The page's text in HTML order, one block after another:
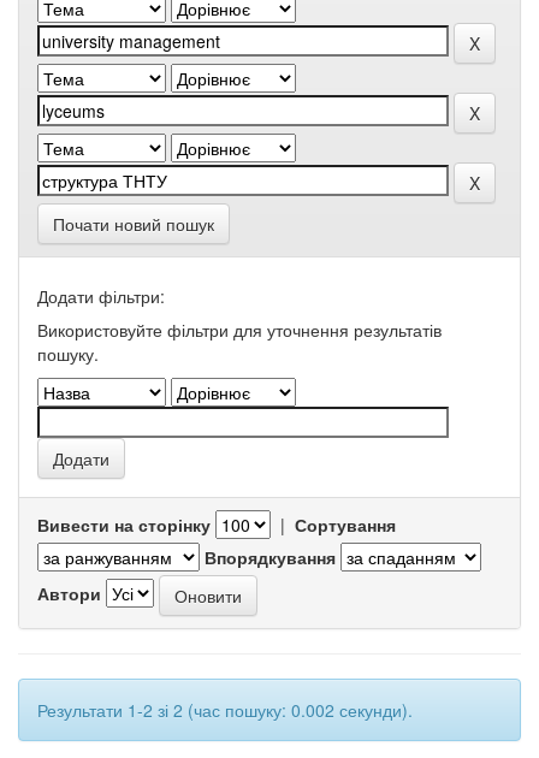
Почати новий пошук
Додати фільтри:
Використовуйте фільтри для уточнення результатів
пошуку.
Вивести на сторінку | Сортування
Впорядкування
Автори
Результати 1-2 зі 2 (час пошуку: 0.002 секунди).